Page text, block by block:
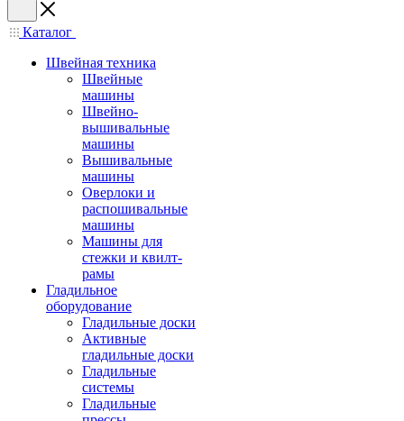
Каталог
Швейная техника
Швейные
машины
Швейно-
вышивальные
машины
Вышивальные
машины
Оверлоки и
распошивальные
машины
Машины для
стежки и квилт-
рамы
Гладильное
оборудование
Гладильные доски
Активные
гладильные доски
Гладильные
системы
Гладильные